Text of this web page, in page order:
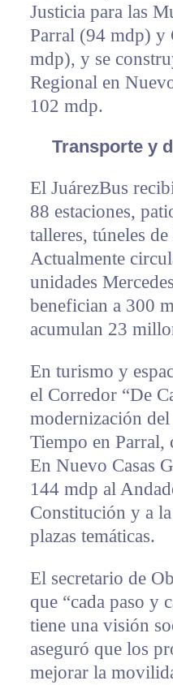
Justicia para las
Parral (94 mdp) y
mdp), y se
Regional en
102 mdp.
Transporte y
El JuárezBus
88 estaciones,
talleres, túneles
Actualmente
unidades
benefician a 300
acumulan 23
En turismo y
el Corredor “De
modernización
Tiempo en Parral,
En Nuevo Casas
144 mdp al
Constitución y a
plazas temáticas.
El secretario de
que “cada paso y
tiene una visión
aseguró que los
mejorar la